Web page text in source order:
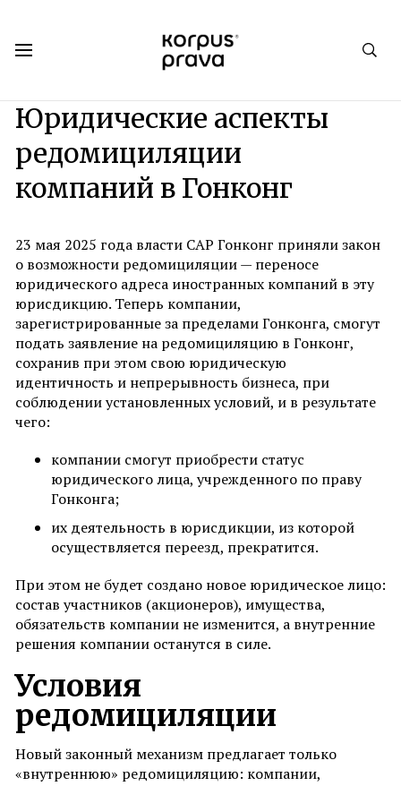
Юридические аспекты
редомициляции
компаний в Гонконг
23 мая 2025 года власти САР Гонконг приняли закон
о возможности редомициляции — переносе
юридического адреса иностранных компаний в эту
юрисдикцию. Теперь компании,
зарегистрированные за пределами Гонконга, смогут
подать заявление на редомициляцию в Гонконг,
сохранив при этом свою юридическую
идентичность и непрерывность бизнеса, при
соблюдении установленных условий, и в результате
чего:
компании смогут приобрести статус
юридического лица, учрежденного по праву
Гонконга;
их деятельность в юрисдикции, из которой
осуществляется переезд, прекратится.
При этом не будет создано новое юридическое лицо:
состав участников (акционеров), имущества,
обязательств компании не изменится, а внутренние
решения компании останутся в силе.
Условия
редомициляции
Новый законный механизм предлагает только
«внутреннюю» редомициляцию: компании,